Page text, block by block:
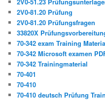
2V0-81.20 Prüfung
2V0-81.20 Prüfungsfragen
33820X
70-342 exam Training
70-342 Microsoft examen
70-342 Trainingmaterial
70-401
70-410
70-410 deutsch Prüfung